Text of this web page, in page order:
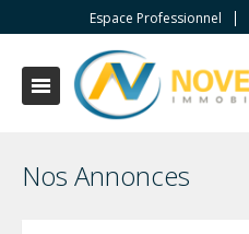
Espace Professionnel
Nos Annonces